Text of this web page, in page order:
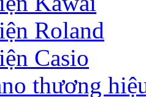
Roland
Casio
thương